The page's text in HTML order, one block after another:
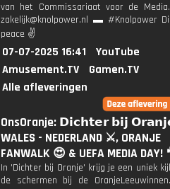
van het Commissariaat voor de
zakelijk@knolpower.nl ▬ #Knolpower
peace ✌
07-07-2025 16:41
YouTube
Amusement.TV
Gamen.TV
Alle afleveringen
OnsOranje: 𝗗𝗶𝗰𝗵𝘁𝗲𝗿 𝗯𝗶𝗷
WALES - NEDERLAND ⚔️, ORANJE
FANWALK 😍 & UEFA MEDIA DAY!
In 'Dichter bij Oranje' krijg je een uniek
de schermen bij de